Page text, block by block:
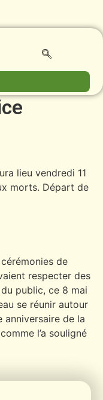
lieu vendredi 11
morts. Départ de
de
respecter des
public, ce 8 mai
se réunir autour
anniversaire de la
l’a souligné